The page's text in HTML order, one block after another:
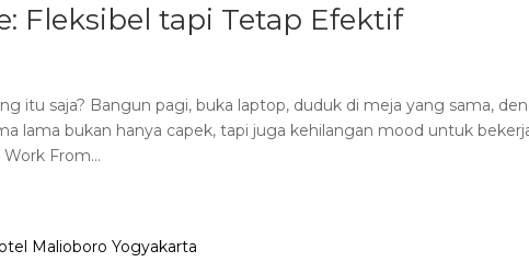
Fleksibel tapi Tetap Efektif
itu saja? Bangun pagi, buka laptop, duduk di meja yang sama,
lama bukan hanya capek, tapi juga kehilangan mood untuk
From...